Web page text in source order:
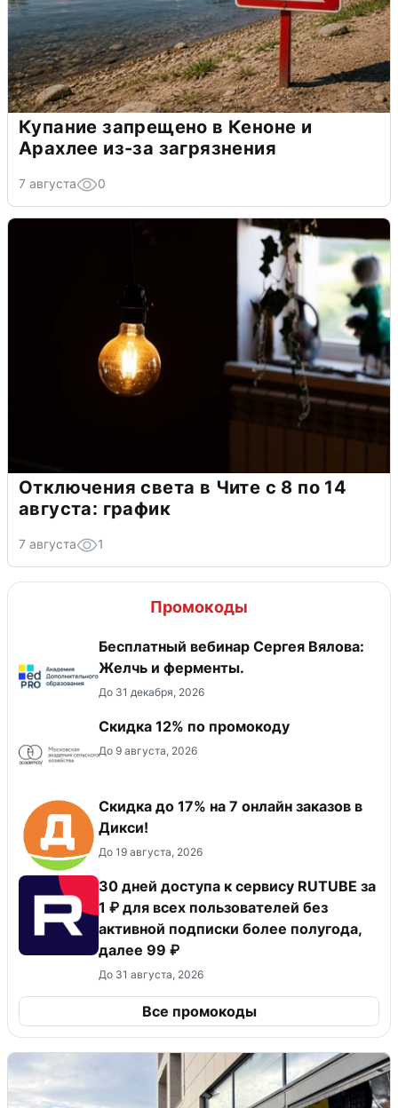
Купание запрещено в Кеноне и
Арахлее из-за загрязнения
7 августа 0
Отключения света в Чите с 8 по 14
августа: график
7 августа 1
Промокоды
Бесплатный вебинар Сергея Вялова:
Желчь и ферменты.
До 31 декабря, 2026
Скидка 12% по промокоду
До 9 августа, 2026
Скидка до 17% на 7 онлайн заказов в
Дикси!
До 19 августа, 2026
30 дней доступа к сервису RUTUBE за
1 ₽ для всех пользователей без
активной подписки более полугода,
далее 99 ₽
До 31 августа, 2026
Все промокоды